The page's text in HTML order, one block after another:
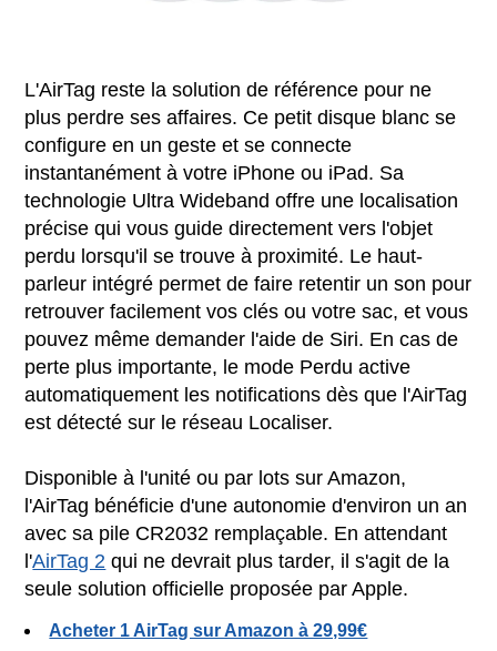
L'AirTag reste la solution de référence pour ne
plus perdre ses affaires. Ce petit disque blanc se
configure en un geste et se connecte
instantanément à votre iPhone ou iPad. Sa
technologie Ultra Wideband offre une localisation
précise qui vous guide directement vers l'objet
perdu lorsqu'il se trouve à proximité. Le haut-
parleur intégré permet de faire retentir un son pour
retrouver facilement vos clés ou votre sac, et vous
pouvez même demander l'aide de Siri. En cas de
perte plus importante, le mode Perdu active
automatiquement les notifications dès que l'AirTag
est détecté sur le réseau Localiser.
Disponible à l'unité ou par lots sur Amazon,
l'AirTag bénéficie d'une autonomie d'environ un an
avec sa pile CR2032 remplaçable. En attendant
l'AirTag 2 qui ne devrait plus tarder, il s'agit de la
seule solution officielle proposée par Apple.
Acheter 1 AirTag sur Amazon à 29,99€